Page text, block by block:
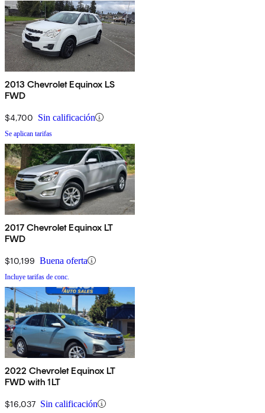
2013 Chevrolet Equinox LS
FWD
$4,700 Sin calificación
Se aplican tarifas
2017 Chevrolet Equinox LT
FWD
$10,199 Buena oferta
Incluye tarifas de conc.
2022 Chevrolet Equinox LT
FWD with 1LT
$16,037 Sin calificación